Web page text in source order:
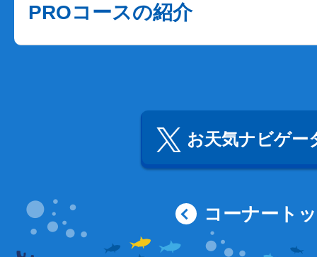
PROコースの紹介
お天気ナビゲー
コーナート